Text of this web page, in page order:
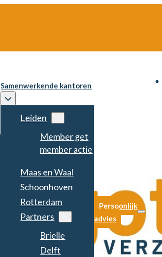
Samenwerkende kantoren
Leiden
Member get
member actie
Maas en Waal
Schoonhoven
Rotterdam
Partners
Brielle
Delft
Persoonlijk
advies